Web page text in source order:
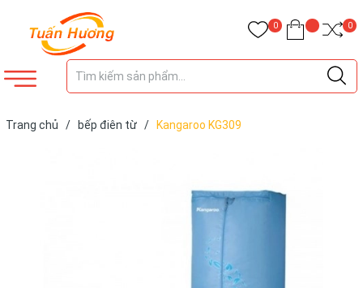
0 0
Trang chủ / bếp điên từ / Kangaroo KG309